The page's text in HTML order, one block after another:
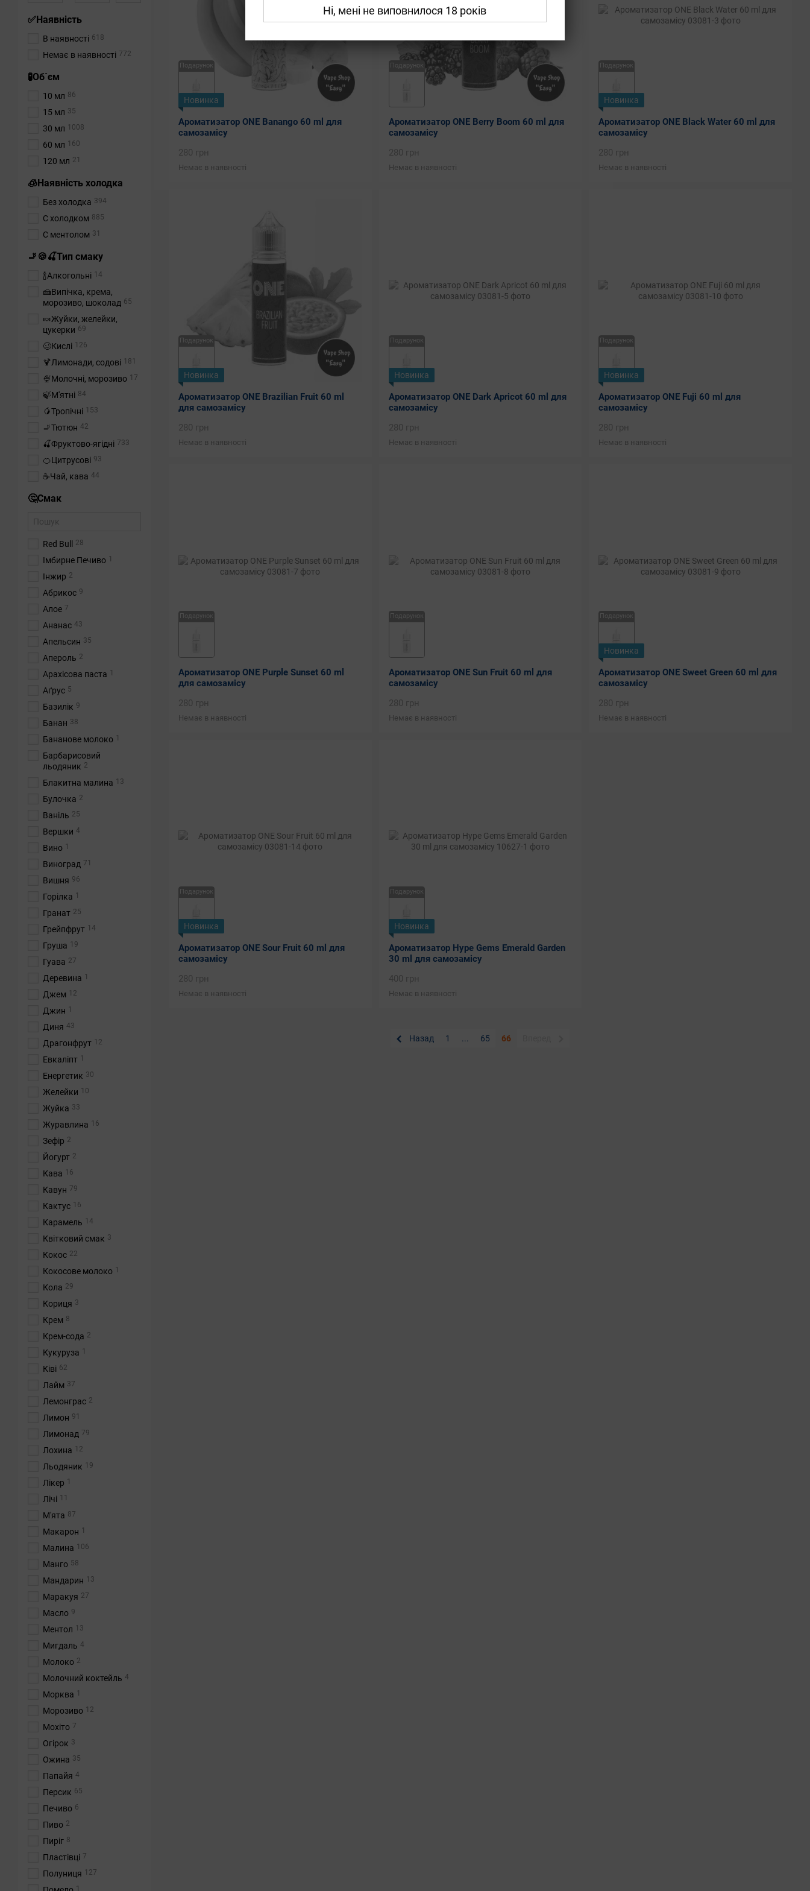
Подарунок
Новинка
Ароматизатор ONE Banango 60 ml для
самозамісу
280 грн
Немає в наявності
Подарунок
Ароматизатор ONE Berry Boom 60 ml для
самозамісу
280 грн
Немає в наявності
Подарунок
Новинка
Ароматизатор ONE Black Water 60 ml для
самозамісу
280 грн
Немає в наявності
Подарунок
Новинка
Ароматизатор ONE Brazilian Fruit 60 ml
для самозамісу
280 грн
Немає в наявності
Подарунок
Новинка
Ароматизатор ONE Dark Apricot 60 ml для
самозамісу
280 грн
Немає в наявності
Подарунок
Новинка
Ароматизатор ONE Fuji 60 ml для
самозамісу
280 грн
Немає в наявності
Подарунок
Ароматизатор ONE Purple Sunset 60 ml
для самозамісу
280 грн
Немає в наявності
Подарунок
Ароматизатор ONE Sun Fruit 60 ml для
самозамісу
280 грн
Немає в наявності
Подарунок
Новинка
Ароматизатор ONE Sweet Green 60 ml для
самозамісу
280 грн
Немає в наявності
Подарунок
Новинка
Ароматизатор ONE Sour Fruit 60 ml для
самозамісу
280 грн
Немає в наявності
Подарунок
Новинка
Ароматизатор Hype Gems Emerald Garden
30 ml для самозамісу
400 грн
Немає в наявності
Назад 1 ... 65 66
✅Наявність
В наявності 618
Немає в наявності 772
🧪Об`єм
10 мл 86
15 мл 35
30 мл 1008
60 мл 160
120 мл 21
🧊Наявність холодка
Без холодка 394
С холодком 885
С ментолом 31
🚬🍪🍒Тип смаку
🍾Алкогольні 14
🍰Випічка, крема,
морозиво, шоколад 65
🍬Жуйки, желейки,
цукерки 69
🥴Кислі 126
🍹Лимонади, содові 181
🍨Молочні, морозиво 17
🍃М'ятні 84
🥭Тропічні 153
🚬Тютюн 42
🍒Фруктово-ягідні 733
🍊Цитрусові 93
☕Чай, кава 44
🤔Смак
Red Bull 28
Імбирне Печиво 1
Інжир 2
Абрикос 9
Алое 7
Ананас 43
Апельсин 35
Апероль 2
Арахісова паста 1
Аґрус 5
Базилік 9
Банан 38
Бананове молоко 1
Барбарисовий
льодяник 2
Блакитна малина 13
Булочка 2
Ваніль 25
Вершки 4
Вино 1
Виноград 71
Вишня 96
Горілка 1
Гранат 25
Грейпфрут 14
Груша 19
Гуава 27
Деревина 1
Джем 12
Джин 1
Диня 43
Драгонфрут 12
Евкаліпт 1
Енергетик 30
Желейки 10
Жуйка 33
Журавлина 16
Зефір 2
Йогурт 2
Кава 16
Кавун 79
Кактус 16
Карамель 14
Квітковий смак 3
Кокос 22
Кокосове молоко 1
Кола 29
Кориця 3
Крем 8
Крем-сода 2
Кукуруза 1
Ківі 62
Лайм 37
Лемонграс 2
Лимон 91
Лимонад 79
Лохина 12
Льодяник 19
Лікер 1
Лічі 11
М'ята 87
Макарон 1
Малина 106
Манго 58
Мандарин 13
Маракуя 27
Масло 9
Ментол 13
Мигдаль 4
Молоко 2
Молочний коктейль 4
Морква 1
Морозиво 12
Мохіто 7
Огірок 3
Ожина 35
Папайя 4
Персик 65
Печиво 6
Пиво 2
Пиріг 8
Пластівці 7
Полуниця 127
1
Ні, мені не виповнилося 18 років